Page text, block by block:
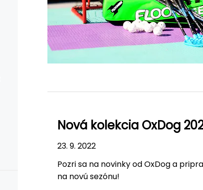
Nová kolekcia OxDog
23. 9. 2022
Pozri sa na novinky od OxDog a
na novú sezónu!